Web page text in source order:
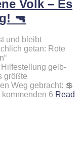
Volk – Es
🔫
und bleibt
getan: Rote
gelb-
größte
Weg gebracht: 💲
6 Read